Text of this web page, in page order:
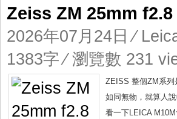
ZM
f2.8
蔡
司
日
Zeiss ZM 25mm f2.8
2026年07月24日 ⁄
1383字 ⁄ 瀏覽數 231
ZEISS 整個ZM系列
如同無物，就算人
看一下LEICA